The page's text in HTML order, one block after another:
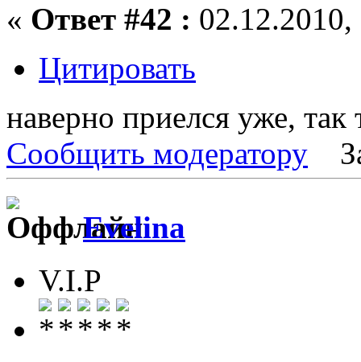
« Ответ #42 :
Цитировать
наверно приелся уже,
Сообщить модератору
Evelina
V.I.P